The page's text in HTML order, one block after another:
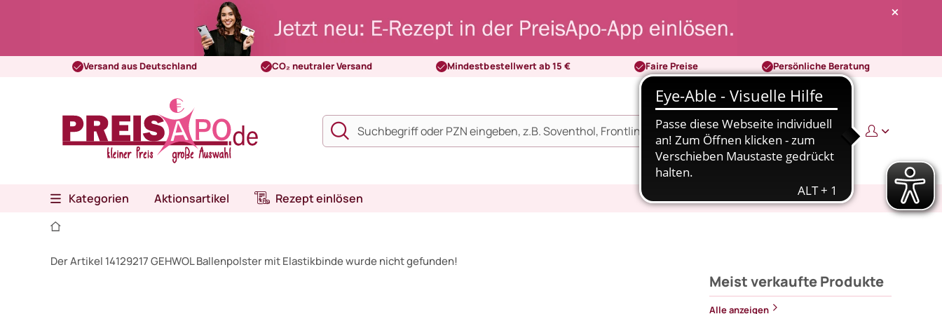
Versand aus Deutschland CO₂ neutraler Versand Mindestbestellwert ab 15 € Faire Preise Persönliche Beratung
0 0,00 €
Kategorien Aktionsartikel Rezept einlösen
Der Artikel 14129217 GEHWOL Ballenpolster mit Elastikbinde wurde nicht gefunden!
Meist verkaufte Produkte
Alle anzeigen